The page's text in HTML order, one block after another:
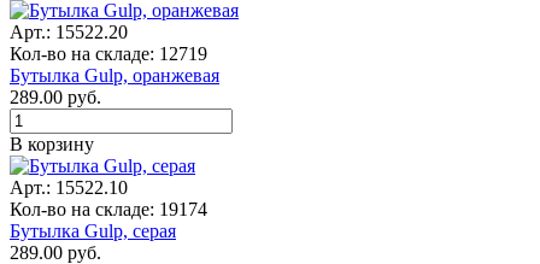
Арт.: 15522.20
Кол-во на складе: 12719
Бутылка Gulp, оранжевая
289.00 руб.
В корзину
Арт.: 15522.10
Кол-во на складе: 19174
Бутылка Gulp, серая
289.00 руб.